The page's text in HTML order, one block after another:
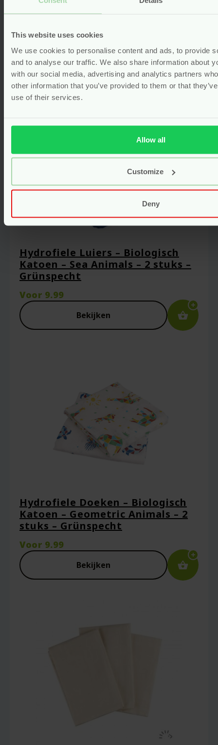
This website uses cookies
We use cookies to personalise content and ads, to provide
and to analyse our traffic. We also share information about
with our social media, advertising and analytics partners
other information that you’ve provided to them or that
use of their services.
Allow all
Customize
Deny
Hydrofiele Luiers – Biologisch
Katoen Wit – 5 stuks –
16.95
Bekijken
Hydrofiele Luiers – Biologisch
Katoen – Sea Animals – 2 stuks –
Grünspecht
Voor 9.99
Bekijken
Hydrofiele Doeken – Biologisch
Katoen – Geometric Animals – 2
stuks – Grünspecht
Voor 9.99
Bekijken